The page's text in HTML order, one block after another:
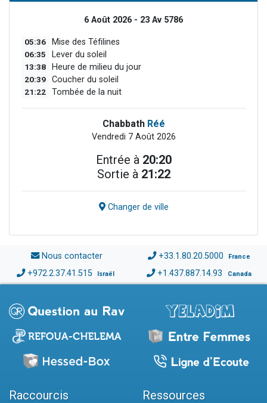
6 Août 2026 - 23 Av 5786
05:36 Mise des Téfilines
06:35 Lever du soleil
13:38 Heure de milieu du jour
20:39 Coucher du soleil
21:22 Tombée de la nuit
Chabbath Réé
Vendredi 7 Août 2026
Entrée à 20:20
Sortie à 21:22
Changer de ville
Nous contacter +33.1.80.20.5000 France
+972.2.37.41.515 Israël +1.437.887.14.93 Canada
Raccourcis Ressources